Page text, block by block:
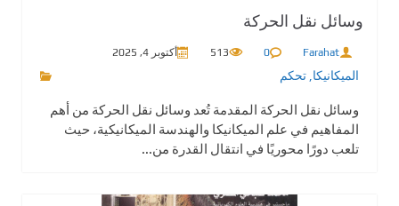
وسائل نقل الحركة
Farahat
0
513 أكتوبر 4, 2025
الميكانيكا, تحكم
وسائل نقل الحركة المقدمة تُعد وسائل نقل الحركة من أهم
المفاهيم في علم الميكانيكا والهندسة الميكانيكية، حيث
تلعب دورًا محوريًا في انتقال القدرة من...